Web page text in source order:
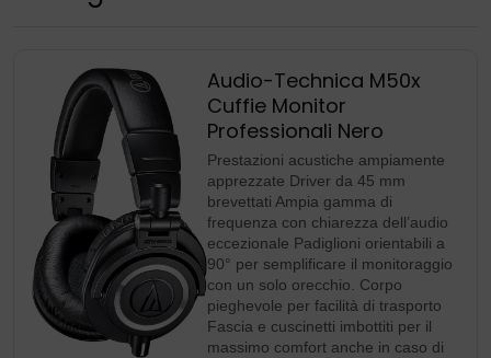
Audio-Technica M50x
Cuffie Monitor
Professionali Nero
Prestazioni acustiche ampiamente
apprezzate Driver da 45 mm
brevettati Ampia gamma di
frequenza con chiarezza dell’audio
eccezionale Padiglioni orientabili a
90° per semplificare il monitoraggio
con un solo orecchio. Corpo
pieghevole per facilità di trasporto
Fascia e cuscinetti imbottiti per il
massimo comfort anche in caso di